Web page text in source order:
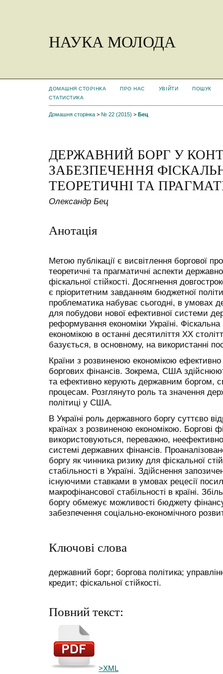
НАУКА МОЛОДА
ДОМАШНЯ СТОРІНКА ПРО НАС УВІЙТИ
ПОШУК
СТАТИСТИКА
Домашня сторінка > № 22 (2015) > Бец
ДЕРЖАВНИЙ БОРГ У
ЗАБЕЗПЕЧЕННЯ
ТЕОРЕТИЧНІ ТА
Олександр Бец
Анотація
Метою публікації є висвітлення боргової
теоретичні та прагматичні аспекти
фіскальної стійкості. Досягнення
є пріоритетним завданням бюджетної
проблематика набуває сьогодні, в умовах
для побудови нової ефективної системи
реформування економіки Україні.
економікою в останні десятиліття ХХ
базується, в основному, на використанні
Країни з розвиненою економікою
боргових фінансів. Зокрема, США
та ефективно керують державним боргом,
процесам. Розглянуто роль та значення
політиці у США.
В Україні роль державного боргу суттєво
країнах з розвиненою економікою. Боргові
використовуються, переважно,
системі державних фінансів.
боргу як чинника ризику для фіскальної
стабільності в Україні. Здійснення
існуючими ставками в умовах рецесії
макрофінансової стабільності в країні.
боргу обмежує можливості бюджету
забезпечення соціально-економічного
Ключові слова
державний борг; боргова політика;
кредит; фіскальної стійкості.
Повний текст:
>XML